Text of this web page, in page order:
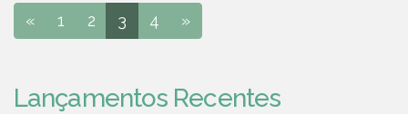
« 1 2 3 4 »
Lançamentos Recentes